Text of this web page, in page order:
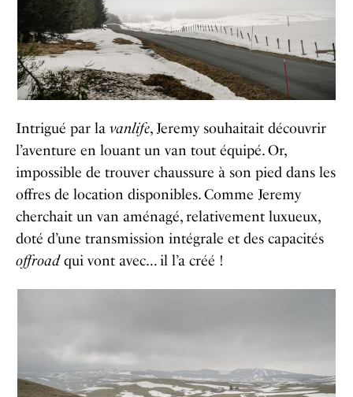
Intrigué par la vanlife, Jeremy souhaitait découvrir
l’aventure en louant un van tout équipé. Or,
impossible de trouver chaussure à son pied dans les
offres de location disponibles. Comme Jeremy
cherchait un van aménagé, relativement luxueux,
doté d’une transmission intégrale et des capacités
offroadqui vont avec… il l’a créé !